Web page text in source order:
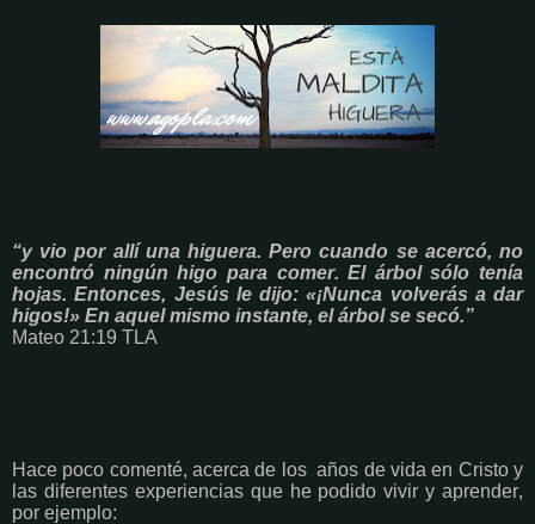
“y vio por allí una higuera. Pero cuando se acercó, no
encontró ningún higo para comer. El árbol sólo tenía
hojas. Entonces, Jesús le dijo: «¡Nunca volverás a dar
higos!» En aquel mismo instante, el árbol se secó.”
Mateo 21:19 TLA
Hace poco comenté, acerca de los años de vida en Cristo y
las diferentes experiencias que he podido vivir y aprender,
por ejemplo: